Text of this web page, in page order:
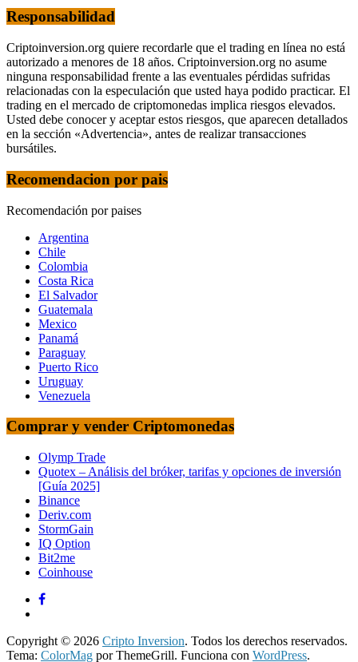
Responsabilidad
Criptoinversion.org quiere recordarle que el trading en línea no está
autorizado a menores de 18 años. Criptoinversion.org no asume
ninguna responsabilidad frente a las eventuales pérdidas sufridas
relacionadas con la especulación que usted haya podido practicar. El
trading en el mercado de criptomonedas implica riesgos elevados.
Usted debe conocer y aceptar estos riesgos, que aparecen detallados
en la sección «Advertencia», antes de realizar transacciones
bursátiles.
Recomendacion por pais
Recomendación por paises
Argentina
Chile
Colombia
Costa Rica
El Salvador
Guatemala
Mexico
Panamá
Paraguay
Puerto Rico
Uruguay
Venezuela
Comprar y vender Criptomonedas
Olymp Trade
Quotex – Análisis del bróker, tarifas y opciones de inversión
[Guía 2025]
Binance
Deriv.com
StormGain
IQ Option
Bit2me
Coinhouse
Copyright © 2026 Cripto Inversion. Todos los derechos reservados.
Tema: ColorMag por ThemeGrill. Funciona con WordPress.